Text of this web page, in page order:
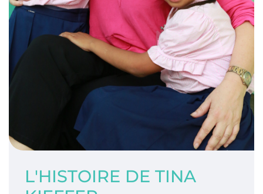
L'HISTOIRE DE TINA